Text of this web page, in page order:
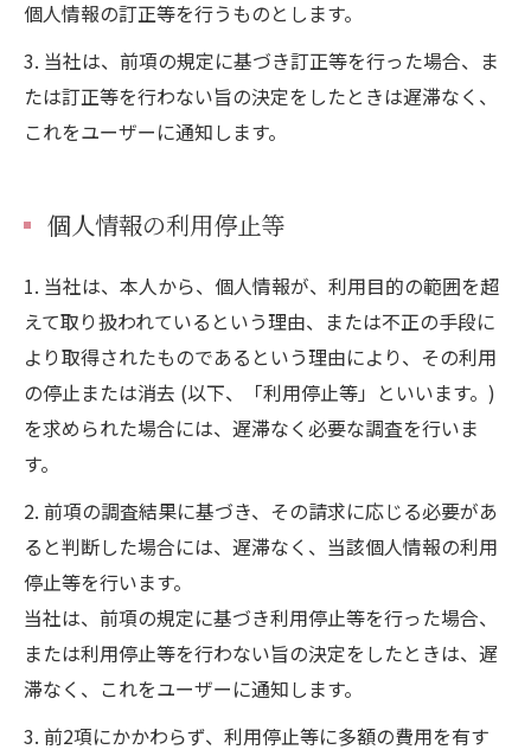
個人情報の訂正等を行うものとします。
3. 当社は、前項の規定に基づき訂正等を行った場合、ま
たは訂正等を行わない旨の決定をしたときは遅滞なく、
これをユーザーに通知します。
個人情報の利用停止等
1. 当社は、本人から、個人情報が、利用目的の範囲を超
えて取り扱われているという理由、または不正の手段に
より取得されたものであるという理由により、その利用
の停止または消去 (以下、「利用停止等」といいます。)
を求められた場合には、遅滞なく必要な調査を行いま
す。
2. 前項の調査結果に基づき、その請求に応じる必要があ
ると判断した場合には、遅滞なく、当該個人情報の利用
停止等を行います。
当社は、前項の規定に基づき利用停止等を行った場合、
または利用停止等を行わない旨の決定をしたときは、遅
滞なく、これをユーザーに通知します。
3. 前2項にかかわらず、利用停止等に多額の費用を有す